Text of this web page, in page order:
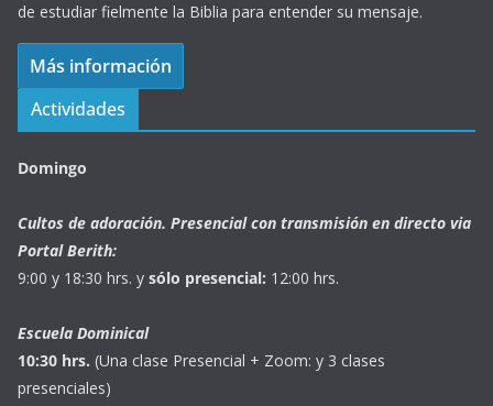
de estudiar fielmente la Biblia para entender su mensaje.
Más información
Actividades
Domingo
Cultos de adoración. Presencial con transmisión en directo via
Portal Berith:
9:00 y 18:30 hrs. y sólo presencial: 12:00 hrs.
Escuela Dominical
10:30 hrs. (Una clase Presencial + Zoom: y 3 clases
presenciales)